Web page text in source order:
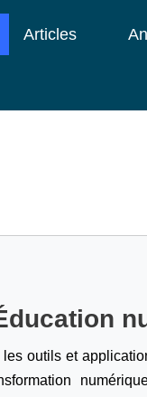
Articles
outils et